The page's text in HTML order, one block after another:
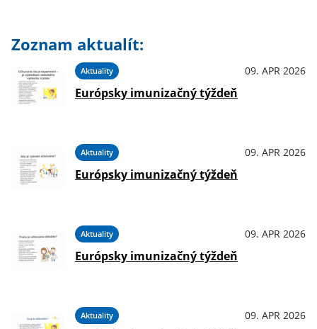
Zoznam aktualít:
Aktuality 09. APR 2026
Európsky imunizačný týždeň
Aktuality 09. APR 2026
Európsky imunizačný týždeň
Aktuality 09. APR 2026
Európsky imunizačný týždeň
Aktuality 09. APR 2026